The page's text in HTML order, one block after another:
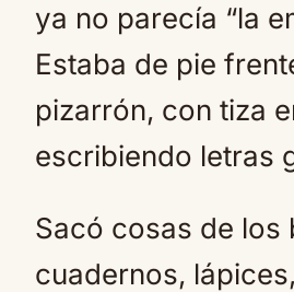
ya no parecía “la
Estaba de pie
pizarrón, con tiza
escribiendo letras
Sacó cosas de los
cuadernos,